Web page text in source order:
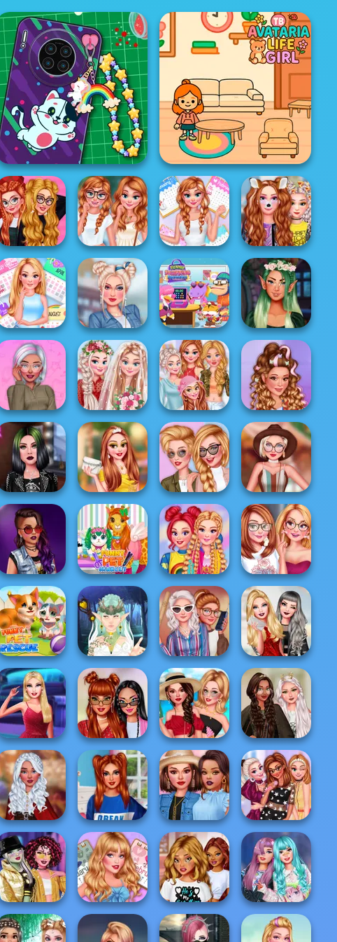
DIY Phone Case Shop TB Avataria Life Girl
Princesses
Tartan Love
Princess From
Zero To School
H...
All Year Round
Fashion Addict...
Princesses
Dating App
Adventur...
Ellie All Year
Round Fashion
A...
Diseñar mi falda
plisada
Funny Shopping
Supermarket
Fantasy Makeup
TikTok Tips
TikTok
#CargoPants
My Romantic
Wedding
Princesses New
Seasons New
Tre...
Y2K Aesthetic
TikTok Divas DIY
Makeup
Princesses
Homecoming
Ball
Fashion Battle
Girly Vs Tomboy
Insta Girls
Festival
Glamping
Pretty In Punk Funny Pet Haircut Kidcore Aesthetic
Princesses High
School First D...
Funny Rescue
Pet
Mega Fantasy
Avatar Creator
Stranger Things
Looks
Ellie: You Can Be
Anything
Babs New Girl In
School
Villains Summer
#OOTD
Hello Summer
TikTok Divas
Fairycore
Fantasy Hairstyle
Salon
Villains Join The
Princesses S...
Celebrities Love
Ruffles
Princesses
Become Pop
Stars